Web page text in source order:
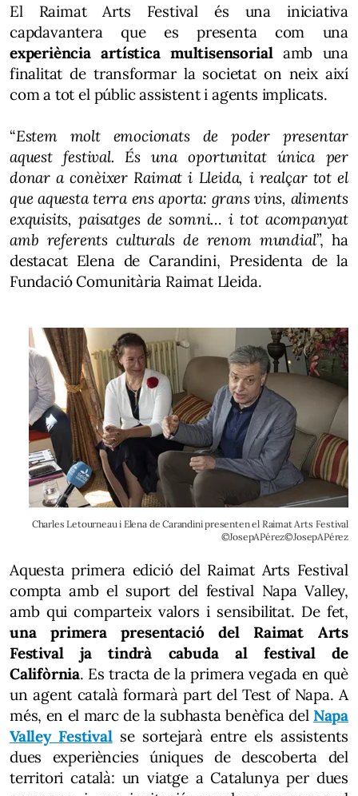
El Raimat Arts Festival és una iniciativa
capdavantera que es presenta com una
experiència artística multisensorialamb una
finalitat de transformar la societat on neix així
com a tot el públic assistent i agents implicats.
“Estem molt emocionats de poder presentar
aquest festival. És una oportunitat única per
donar a conèixer Raimat i Lleida, i realçar tot el
que aquesta terra ens aporta: grans vins, aliments
exquisits, paisatges de somni… i tot acompanyat
amb referents culturals de renom mundial”, ha
destacat Elena de Carandini, Presidenta de la
Fundació Comunitària Raimat Lleida.
Charles Letourneau i Elena de Carandini presenten el Raimat Arts Festival
©JosepAPérez©JosepAPérez
Aquesta primera edició del Raimat Arts Festival
compta amb el suport del festival Napa Valley,
amb qui comparteix valors i sensibilitat. De fet,
una primera presentació del Raimat Arts
Festival ja tindrà cabuda al festival de
Califòrnia. Es tracta de la primera vegada en què
un agent català formarà part del Test of Napa. A
més, en el marc de la subhasta benèfica del Napa
Valley Festivalse sortejarà entre els assistents
dues experiències úniques de descoberta del
territori català: un viatge a Catalunya per dues